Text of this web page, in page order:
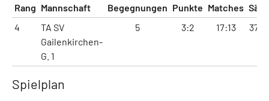
Rang Mannschaft Begegnungen Punkte Matches
4
TA SV
Gailenkirchen-
G. 1
5 3:2 17:13
Spielplan